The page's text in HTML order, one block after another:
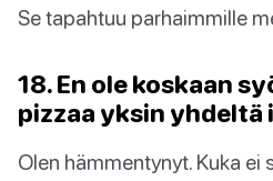
Se tapahtuu parhaimmille
18. En ole koskaan
pizzaa yksin yhdeltä
Olen hämmentynyt. Kuka ei